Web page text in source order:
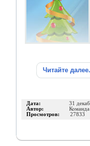
Читайте
Дата: 31
Автор:
Просмотров: 27833